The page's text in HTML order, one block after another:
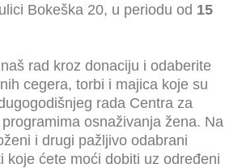
Bokeška 20, u periodu od 15
rad kroz donaciju i odaberite
cegera, torbi i majica koje su
rada Centra za
osnaživanja žena. Na
i drugi pažljivo odabrani
koje ćete moći dobiti uz određeni